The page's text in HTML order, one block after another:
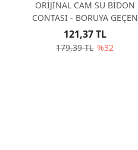
ORİJİNAL CAM SU BİDON
CONTASI - BORUYA GEÇEN
643472
179,39 TL %32
121,37 TL